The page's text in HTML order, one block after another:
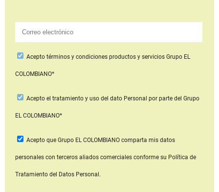
Aceptotérminos y condiciones productos y serviciosGrupo EL
COLOMBIANO*
Acepto el tratamiento y uso del dato Personal por parte del Grupo
EL COLOMBIANO*
Acepto que Grupo EL COLOMBIANOcomparta mis datos
personales con terceros aliados comerciales conforme su Política de
Tratamiento del Datos Personal.